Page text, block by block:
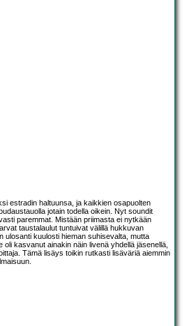
estradin haltuunsa, ja kaikkien osapuolten
jotain todella oikein. Nyt soundit
paremmat. Mistään priimasta ei nytkään
taustalaulut tuntuivat välillä hukkuvan
n ulosanti kuulosti hieman suhisevalta, mutta
oli kasvanut ainakin näin livenä yhdellä jäsenellä,
Tämä lisäys toikin rutkasti lisäväriä aiemmin